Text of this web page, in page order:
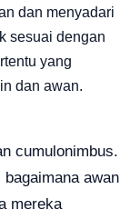
dan menyadari
sesuai dengan
yang
dan awan.
cumulonimbus.
awan
mereka